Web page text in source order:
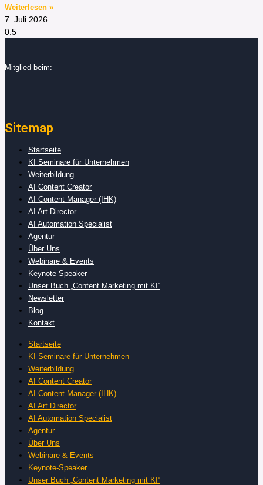
Weiterlesen »
7. Juli 2026
Mitglied beim:
Sitemap
Startseite
KI Seminare für Unternehmen
Weiterbildung
AI Content Creator
AI Content Manager (IHK)
AI Art Director
AI Automation Specialist
Agentur
Über Uns
Webinare & Events
Keynote-Speaker
Unser Buch „Content Marketing mit KI“
Newsletter
Blog
Kontakt
Startseite
KI Seminare für Unternehmen
Weiterbildung
AI Content Creator
AI Content Manager (IHK)
AI Art Director
AI Automation Specialist
Agentur
Über Uns
Webinare & Events
Keynote-Speaker
Unser Buch „Content Marketing mit KI“